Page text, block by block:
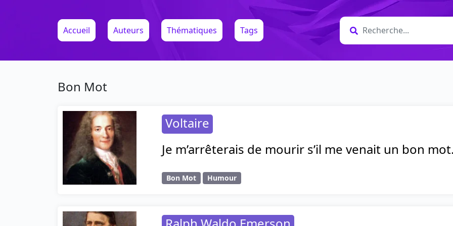
Accueil Auteurs Thématiques Tags
Bon Mot
Voltaire
Je m’arrêterais de mourir s’il me venait un bon
Bon Mot Humour